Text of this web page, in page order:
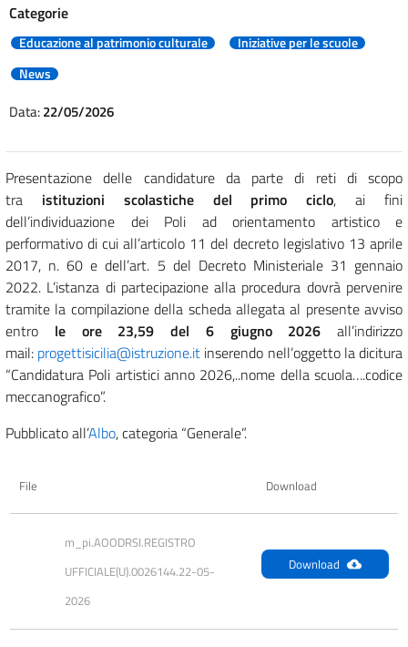
Categorie
Educazione al patrimonio culturale
Iniziative per le scuole
News
Data:22/05/2026
Presentazione delle candidature da parte di reti di scopo
tra istituzioni scolastiche del primo ciclo, ai fini
dell’individuazione dei Poli ad orientamento artistico e
performativo di cui all’articolo 11 del decreto legislativo 13 aprile
2017, n. 60 e dell’art. 5 del Decreto Ministeriale 31 gennaio
2022. L’istanza di partecipazione alla procedura dovrà pervenire
tramite la compilazione della scheda allegata al presente avviso
entro le ore 23,59 del 6 giugno 2026 all’indirizzo
mail: progettisicilia@istruzione.it inserendo nell’oggetto la dicitura
“Candidatura Poli artistici anno 2026,..nome della scuola….codice
meccanografico”.
Pubblicato all’Albo, categoria “Generale”.
File Download
m_pi.AOODRSI.REGISTRO
UFFICIALE(U).0026144.22-05-
2026
Download